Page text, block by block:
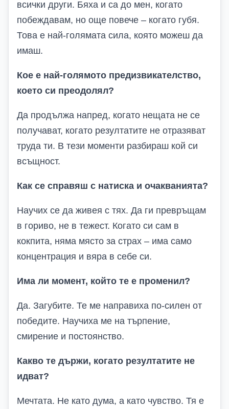
всички други. Бяха и са до мен, когато
побеждавам, но още повече – когато губя.
Това е най-голямата сила, която можеш да
имаш.
Кое е най-голямото предизвикателство,
което си преодолял?
Да продължа напред, когато нещата не се
получават, когато резултатите не отразяват
труда ти. В тези моменти разбираш кой си
всъщност.
Как се справяш с натиска и очакванията?
Научих се да живея с тях. Да ги превръщам
в гориво, не в тежест. Когато си сам в
кокпита, няма място за страх – има само
концентрация и вяра в себе си.
Има ли момент, който те е променил?
Да. Загубите. Те ме направиха по-силен от
победите. Научиха ме на търпение,
смирение и постоянство.
Какво те държи, когато резултатите не
идват?
Мечтата. Не като дума, а като чувство. Тя е